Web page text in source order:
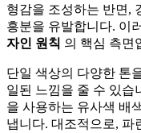
형감을 조성하는 반면,
흥분을 유발합니다. 이
자인 원칙 의 핵심 측면
단일 색상의 다양한 톤
일된 느낌을 줄 수 있습
을 사용하는 유사색 배
냅니다. 대조적으로, 파